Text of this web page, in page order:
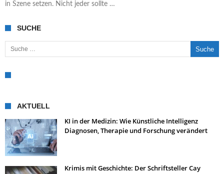
in Szene setzen. Nicht jeder sollte …
SUCHE
Suche nach:
AKTUELL
KI in der Medizin: Wie Künstliche Intelligenz
Diagnosen, Therapie und Forschung verändert
Krimis mit Geschichte: Der Schriftsteller Cay